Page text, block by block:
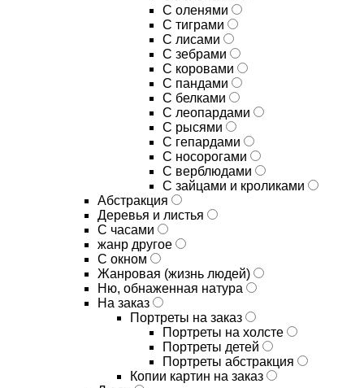
С оленями
С тиграми
С лисами
С зебрами
С коровами
С пандами
С белками
С леопардами
С рысями
С гепардами
С носорогами
С верблюдами
С зайцами и кроликами
Абстракция
Деревья и листья
С часами
жанр другое
С окном
Жанровая (жизнь людей)
Ню, обнаженная натура
На заказ
Портреты на заказ
Портреты на холсте
Портреты детей
Портреты абстракция
Копии картин на заказ